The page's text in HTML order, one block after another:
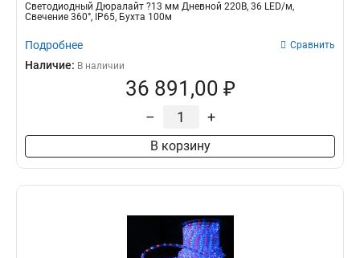
Светодиодный Дюралайт ?13 мм Дневной 220В, 36 LED/м,
Свечение 360°, IP65, Бухта 100м
Подробнее Сравнить
Наличие: В наличии
36 891,00 ₽
– +
В корзину